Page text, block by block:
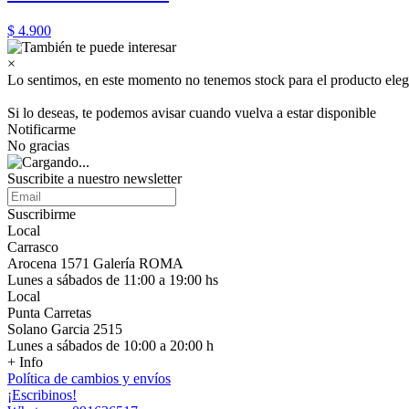
$ 4.900
×
Lo sentimos, en este momento no tenemos stock para el producto
Si lo deseas, te podemos avisar cuando vuelva a estar disponible
Notificarme
No gracias
Suscribite a nuestro newsletter
Suscribirme
Local
Carrasco
Arocena 1571 Galería ROMA
Lunes a sábados de 11:00 a 19:00 hs
Local
Punta Carretas
Solano Garcia 2515
Lunes a sábados de 10:00 a 20:00 h
+ Info
Política de cambios y envíos
¡Escribinos!